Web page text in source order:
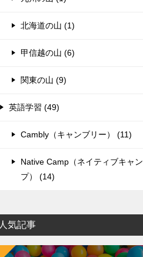
北海道の山 (1)
甲信越の山 (6)
関東の山 (9)
英語学習 (49)
Cambly（キャンブリー） (11)
Native Camp（ネイティブキャン
プ） (14)
人気記事